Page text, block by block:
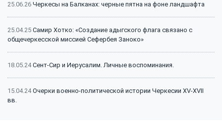
25.06.26 Черкесы на Балканах: черные пятна на фоне ландшафта
25.04.25 Самир Хотко: «Создание адыгского флага связано с
общечеркесской миссией Сефербея Заноко»
18.05.24Сент-Сир и Иерусалим. Личные воспоминания.
15.04.24Очерки военно-политической истории Черкесии XV-XVII
вв.